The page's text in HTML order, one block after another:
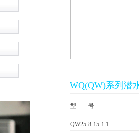
WQ(QW)系列潜
型 号
QW25-8-15-1.1